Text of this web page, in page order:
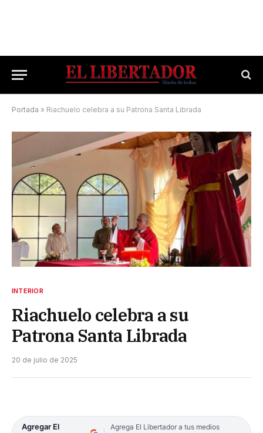
Portada » Riachuelo celebra a su Patrona Santa Librada
INTERIOR
Riachuelo celebra a su
Patrona Santa Librada
20 de julio de 2025
Agregar El
Agrega El Libertador a tus medios